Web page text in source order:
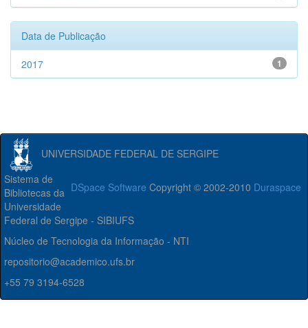
Data de Publicação
1
2017
UNIVERSIDADE FEDERAL DE SERGIPE
DSpace Software Copyright © 2002-2010 Duraspace
Sistema de
Bibliotecas da
Universidade
Federal de Sergipe - SIBIUFS
Núcleo de Tecnologia da Informação - NTI
repositorio@academico.ufs.br
+55 79 3194-6528